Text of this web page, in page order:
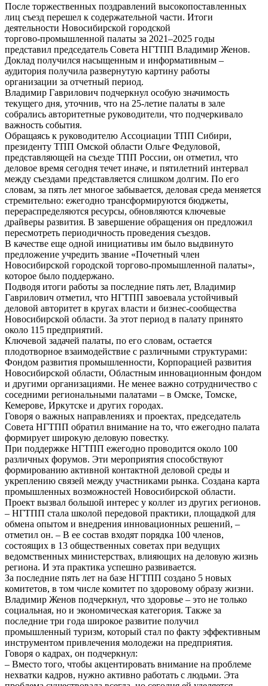
После торжественных поздравлений высокопоставленных
лиц съезд перешел к содержательной части. Итоги
деятельности Новосибирской городской
торгово‑промышленной палаты за 2021–2025 годы
представил председатель Совета НГТПП Владимир Женов.
Доклад получился насыщенным и информативным –
аудитория получила развернутую картину работы
организации за отчетный период.
Владимир Гаврилович подчеркнул особую значимость
текущего дня, уточнив, что на 25-летие палаты в зале
собрались авторитетные руководители, что подчеркивало
важность события.
Обращаясь к руководителю Ассоциации ТПП Сибири,
президенту ТПП Омской области Ольге Федуловой,
представляющей на съезде ТПП России, он отметил, что
деловое время сегодня течет иначе, и пятилетний интервал
между съездами представляется слишком долгим. По его
словам, за пять лет многое забывается, деловая среда меняется
стремительно: ежегодно трансформируются бюджеты,
перераспределяются ресурсы, обновляются ключевые
драйверы развития. В завершение обращения он предложил
пересмотреть периодичность проведения съездов.
В качестве еще одной инициативы им было выдвинуто
предложение учредить звание «Почетный член
Новосибирской городской торгово‑промышленной палаты»,
которое было поддержано.
Подводя итоги работы за последние пять лет, Владимир
Гаврилович отметил, что НГТПП завоевала устойчивый
деловой авторитет в кругах власти и бизнес‑сообщества
Новосибирской области. За этот период в палату принято
около 115 предприятий.
Ключевой задачей палаты, по его словам, остается
плодотворное взаимодействие с различными структурами:
Фондом развития промышленности, Корпорацией развития
Новосибирской области, Областным инновационным фондом
и другими организациями. Не менее важно сотрудничество с
соседними региональными палатами – в Омске, Томске,
Кемерове, Иркутске и других городах.
Говоря о важных направлениях и проектах, председатель
Совета НГТПП обратил внимание на то, что ежегодно палата
формирует широкую деловую повестку.
При поддержке НГТПП ежегодно проводится около 100
различных форумов. Эти мероприятия способствуют
формированию активной контактной деловой среды и
укреплению связей между участниками рынка. Создана карта
промышленных возможностей Новосибирской области.
Проект вызвал большой интерес у коллег из других регионов.
– НГТПП стала школой передовой практики, площадкой для
обмена опытом и внедрения инновационных решений, –
отметил он. – В ее состав входят порядка 100 членов,
состоящих в 13 общественных советах при ведущих
ведомственных министерствах, влияющих на деловую жизнь
региона. И эта практика успешно развивается.
За последние пять лет на базе НГТПП создано 5 новых
комитетов, в том числе комитет по здоровому образу жизни.
Владимир Женов подчеркнул, что здоровье – это не только
социальная, но и экономическая категория. Также за
последние три года широкое развитие получил
промышленный туризм, который стал по факту эффективным
инструментом привлечения молодежи на предприятия.
Говоря о кадрах, он подчеркнул:
– Вместо того, чтобы акцентировать внимание на проблеме
нехватки кадров, нужно активно работать с людьми. Эта